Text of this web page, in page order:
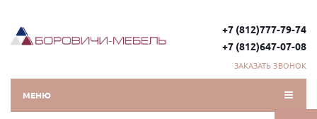
+7 (812)777-79-74
+7 (812)647-07-08
ЗАКАЗАТЬ ЗВОНОК
МЕНЮ